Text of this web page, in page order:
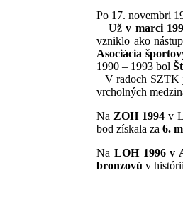
Po 17. novembri
Užv marci
vzniklo ako
Asociácia
1990 – 1993 bol
V radoch SZTK
vrcholných
Na ZOH 1994v
bod získala za 6.
Na LOH 1996 v
bronzovú v